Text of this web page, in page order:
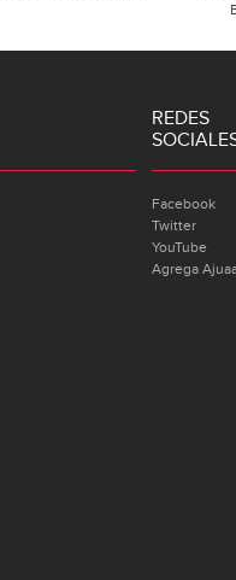
REDES
Facebook
Twitter
YouTube
Agrega